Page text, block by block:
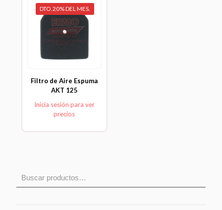
DTO.20% DEL MES.
Filtro de Aire Espuma
AKT 125
Inicia sesión para ver
precios